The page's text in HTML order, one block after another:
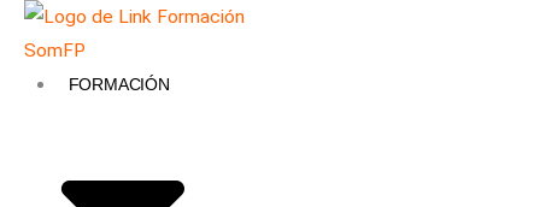
contenidoFORMACIÓN
Búsqueda
productos